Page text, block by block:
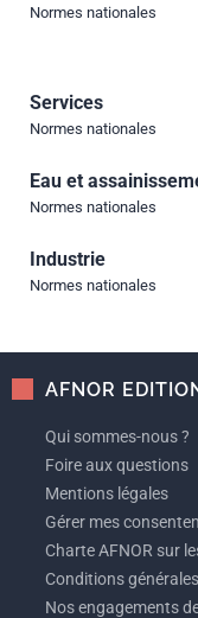
Normes nationales
Services
Normes nationales
Eau et
Normes nationales
Industrie
Normes nationales
AFNOR
Qui sommes-nous ?
Foire aux questions
Mentions légales
Gérer mes
Charte AFNOR sur
Conditions
Nos engagements